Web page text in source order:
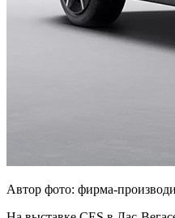
Автор фото: фирма-